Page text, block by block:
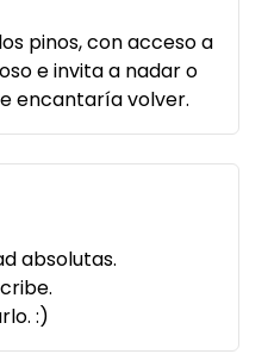
gracias a todos.
pinos, con acceso a
e invita a nadar o
encantaría volver.
absolutas.
:)